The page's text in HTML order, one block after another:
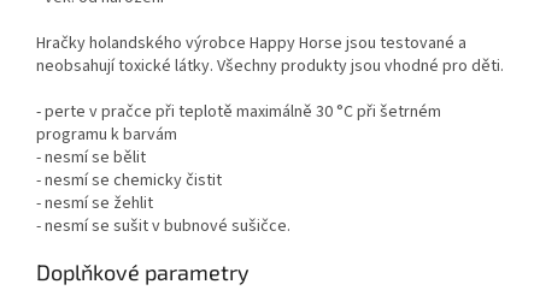
Hračky holandského výrobce Happy Horse jsou testované a
neobsahují toxické látky. Všechny produkty jsou vhodné pro děti.
- perte v pračce při teplotě maximálně 30 °C při šetrném
programu k barvám
- nesmí se bělit
- nesmí se chemicky čistit
- nesmí se žehlit
- nesmí se sušit v bubnové sušičce.
Doplňkové parametry